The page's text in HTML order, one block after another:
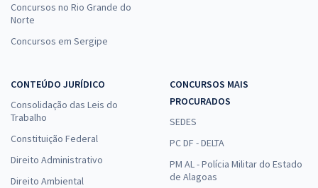
Concursos no Rio Grande do
Norte
Concursos em Sergipe
CONTEÚDO JURÍDICO
Consolidação das Leis do
Trabalho
Constituição Federal
Direito Administrativo
Direito Ambiental
CONCURSOS MAIS
PROCURADOS
SEDES
PC DF - DELTA
PM AL - Polícia Militar do Estado
de Alagoas